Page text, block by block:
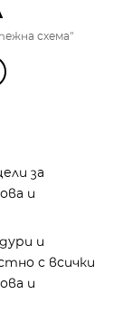
схема"
за
и
и
с всички
и